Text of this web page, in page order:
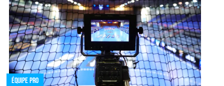
Équipe pro